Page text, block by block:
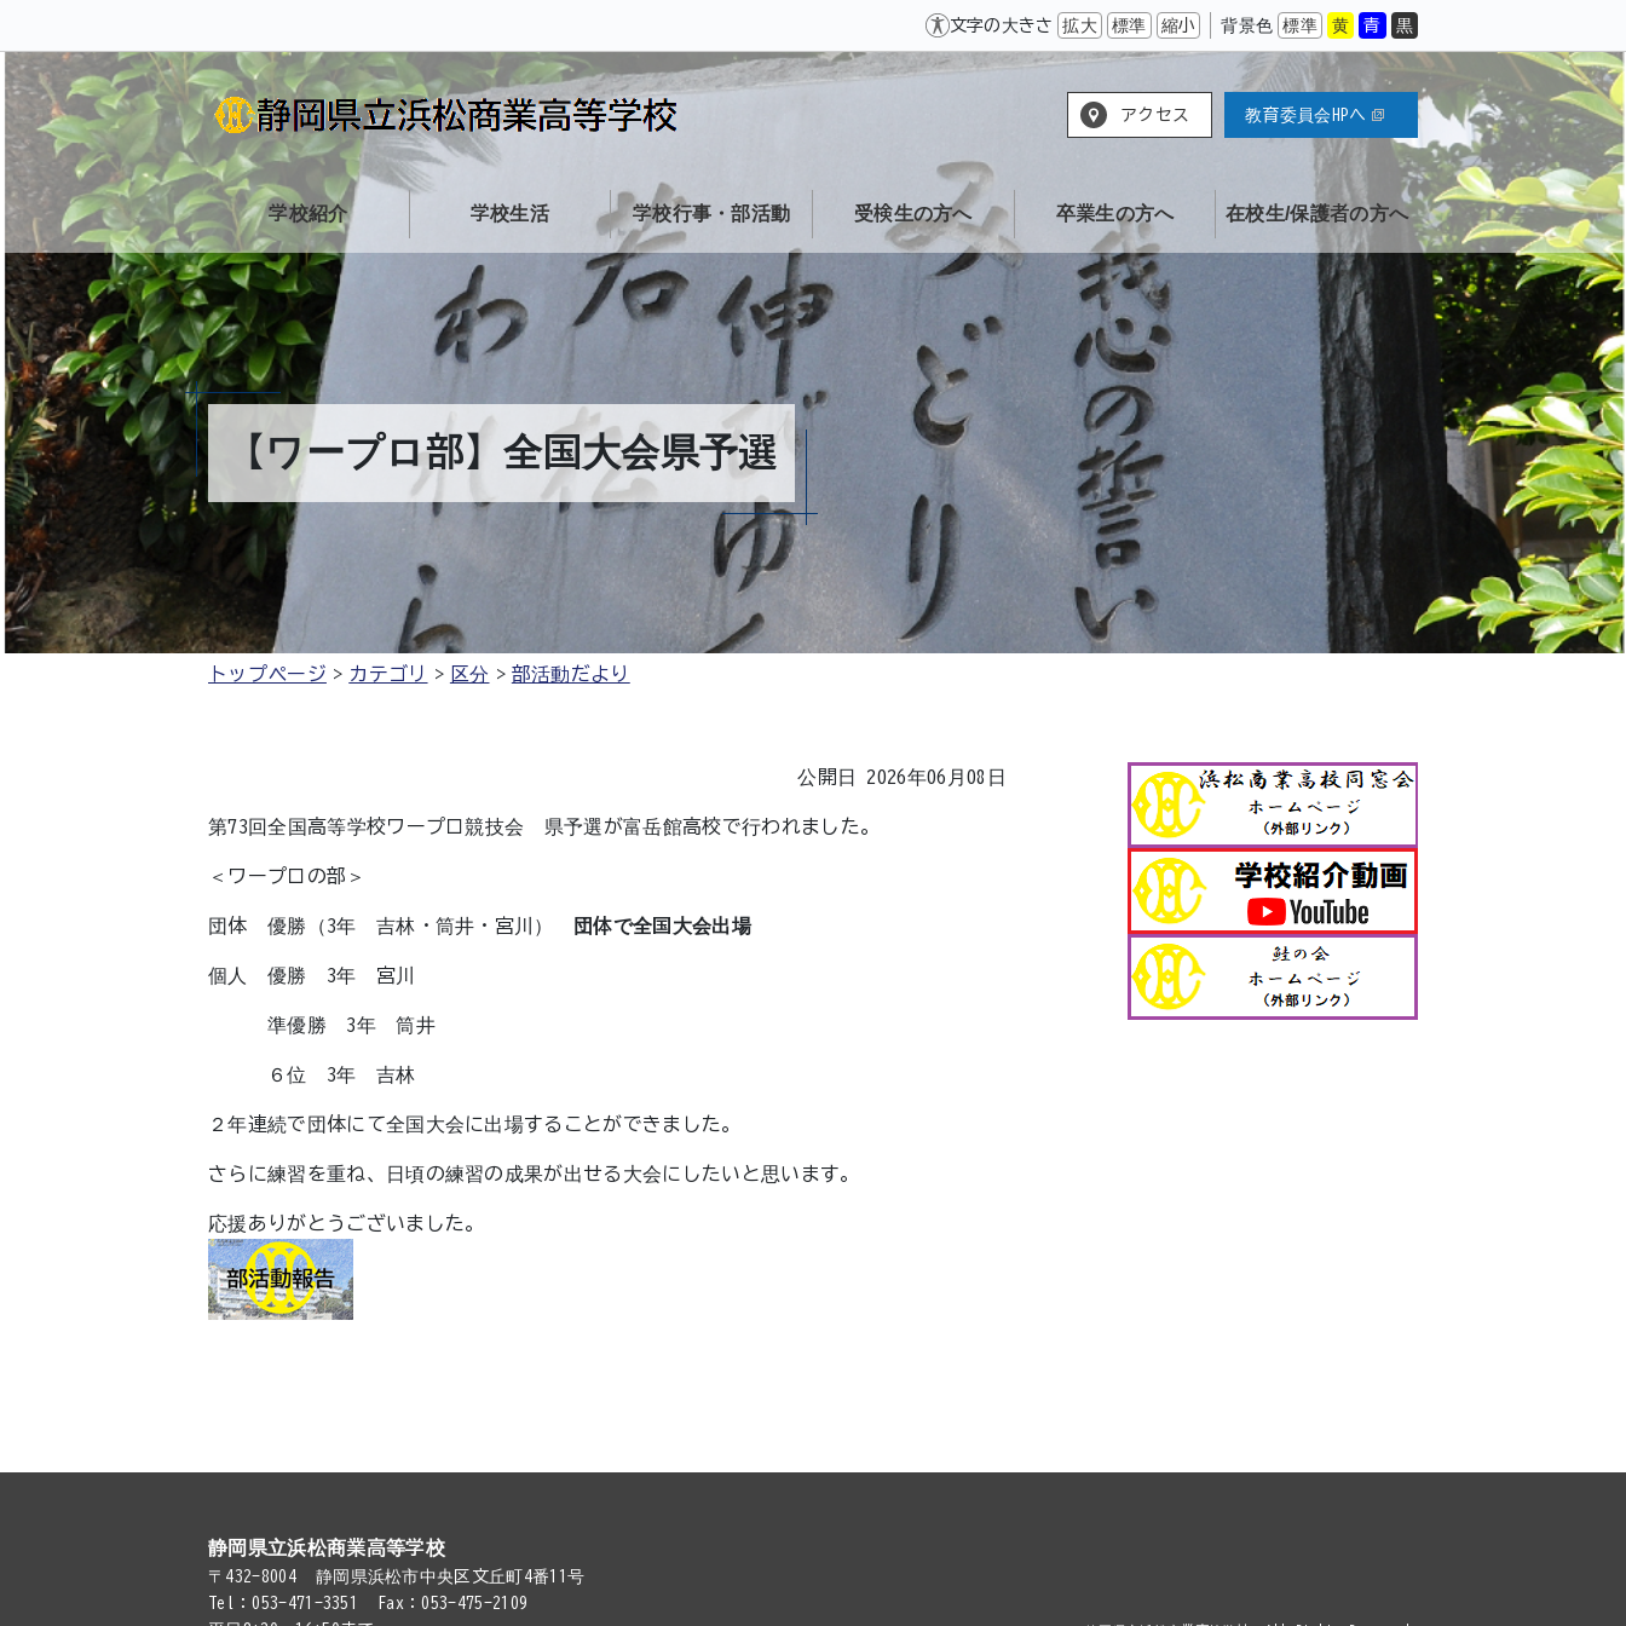
文字の大きさ 拡大 標準 縮小 背景色 標準 黄 青 黒
アクセス 教育委員会HPへ
学校紹介 学校生活 学校行事・部活動 受検生の方へ 卒業生の方へ 在校生/保護者の方へ
【ワープロ部】全国大会県予選
トップページ カテゴリ 区分 部活動だより
公開日 2026年06月08日
第73回全国高等学校ワープロ競技会 県予選が富岳館高校で行われました。
＜ワープロの部＞
団体 優勝（3年 吉林・筒井・宮川） 団体で全国大会出場
個人 優勝 3年 宮川
準優勝 3年 筒井
６位 3年 吉林
２年連続で団体にて全国大会に出場することができました。
さらに練習を重ね、日頃の練習の成果が出せる大会にしたいと思います。
応援ありがとうございました。
静岡県立浜松商業高等学校
〒432-8004
静岡県浜松市中央区文丘町4番11号
Tel：053-471-3351
Fax：053-475-2109